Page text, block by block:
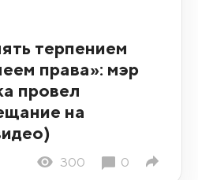
терпением
права»: мэр
провел
на
300 0